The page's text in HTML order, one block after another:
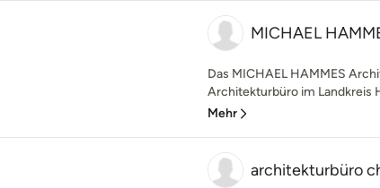
MICHAEL
Das MICHAEL HAMMES
Architekturbüro im Landkreis
Mehr
architekturbüro